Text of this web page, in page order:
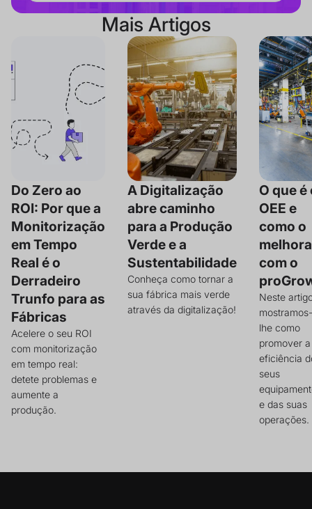
Mais Artigos
Do Zero ao
ROI: Por que a
Monitorização
em Tempo
Real é o
Derradeiro
Trunfo para as
Fábricas
Acelere o seu ROI
com monitorização
em tempo real:
detete problemas e
aumente a
produção.
A Digitalização
abre caminho
para a Produção
Verde e a
Sustentabilidade
Conheça como tornar a
sua fábrica mais verde
através da digitalização!
O que é
OEE e
como o
com o
Neste
mostramos-
lhe como
promover a
eficiência
seus
e das suas
operações.